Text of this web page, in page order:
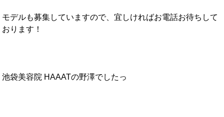
モデルも募集していますので、宜しければお電話お待ちして
おります！
池袋美容院 HAAATの野澤でしたっ